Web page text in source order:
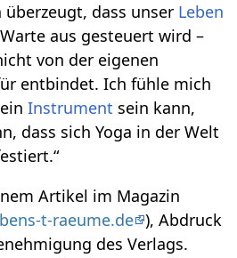
dass unser Leben
aus gesteuert wird –
von der eigenen
entbindet. Ich fühle mich
einInstrument sein kann,
dass sich Yoga in der Welt
Artikel im Magazin
t-raeume.de ), Abdruck
des Verlags.